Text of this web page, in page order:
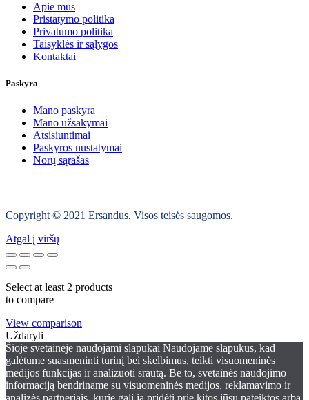
Apie mus
Pristatymo politika
Privatumo politika
Taisyklės ir sąlygos
Kontaktai
Paskyra
Mano paskyra
Mano užsakymai
Atsisiuntimai
Paskyros nustatymai
Norų sąrašas
Copyright © 2021 Ersandus. Visos teisės saugomos.
Atgal į viršų
Select at least 2 products
to compare
View comparison
Uždaryti
Šioje svetainėje naudojami slapukai Naudojame slapukus, kad
galėtume suasmeninti turinį bei skelbimus, teikti visuomeninės
medijos funkcijas ir analizuoti srautą. Be to, svetainės naudojimo
informaciją bendriname su visuomeninės medijos, reklamavimo ir